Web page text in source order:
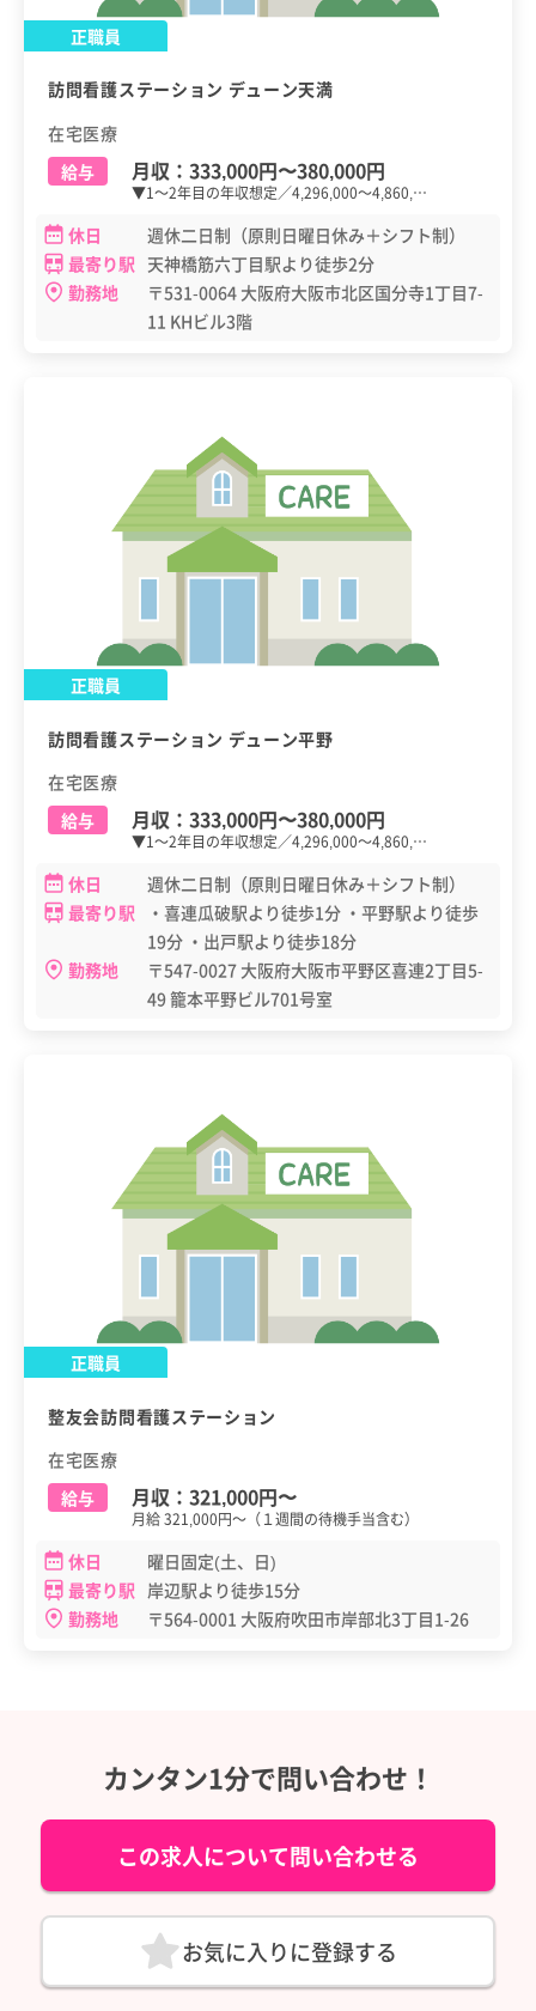
正職員
訪問看護ステーション デューン天満
在宅医療
給与
月収： 333,000円〜380,000円
▼1～2年目の年収想定／4,296,000～4,860,…
休日
週休二日制（原則日曜日休み＋シフト制）
最寄り駅 天神橋筋六丁目駅より徒歩2分
勤務地
〒531-0064 大阪府大阪市北区国分寺1丁目7-
11 KHビル3階
正職員
訪問看護ステーション デューン平野
在宅医療
給与
月収： 333,000円〜380,000円
▼1～2年目の年収想定／4,296,000～4,860,…
休日
週休二日制（原則日曜日休み＋シフト制）
最寄り駅
・喜連瓜破駅より徒歩1分 ・平野駅より徒歩
19分 ・出戸駅より徒歩18分
勤務地
〒547-0027 大阪府大阪市平野区喜連2丁目5-
49 籠本平野ビル701号室
正職員
整友会訪問看護ステーション
在宅医療
給与
月収： 321,000円〜
月給 321,000円～（１週間の待機手当含む）
休日
曜日固定(土、日)
最寄り駅 岸辺駅より徒歩15分
勤務地
〒564-0001 大阪府吹田市岸部北3丁目1-26
カンタン1分で問い合わせ！
この求人について問い合わせる
お気に入りに登録する